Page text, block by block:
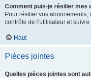
Comment puis-je résilier mes
Pour résilier vos
contrôle de l’utilisateur et
Haut
Pièces jointes
Quelles pièces jointes sont